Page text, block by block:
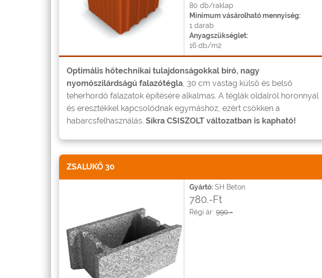
80 db/raklap
Minimum vásárolható mennyiség:
1 darab
Anyagszükséglet:
16 db/m2
Optimális hőtechnikai tulajdonságokkal bíró, nagy
nyomószilárdságú falazótégla, 30 cm vastag külső és belső
teherhordó falazatok építésére alkalmas. A téglák oldalról horonnyal
és eresztékkel kapcsolódnak egymáshoz, ezért csökken a
habarcsfelhasználás. Síkra CSISZOLT változatban is kapható!
ZSALUKŐ 30
Gyártó: SH Beton
780.-Ft
Régi ár: 990.-